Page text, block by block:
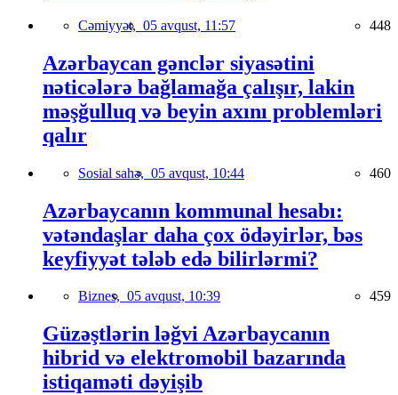
Cəmiyyət, 05 avqust, 11:57 448
Azərbaycan gənclər siyasətini
nəticələrə bağlamağa çalışır, lakin
məşğulluq və beyin axını problemləri
qalır
Sosial sahə, 05 avqust, 10:44 460
Azərbaycanın kommunal hesabı:
vətəndaşlar daha çox ödəyirlər, bəs
keyfiyyət tələb edə bilirlərmi?
Biznes, 05 avqust, 10:39 459
Güzəştlərin ləğvi Azərbaycanın
hibrid və elektromobil bazarında
istiqaməti dəyişib